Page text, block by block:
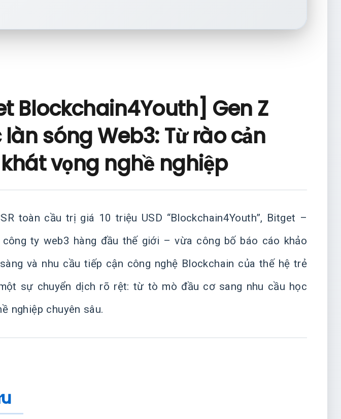
Blockchain4Youth] Gen Z
sóng Web3: Từ rào cản
vọng nghề nghiệp
toàn cầu trị giá 10 triệu USD “Blockchain4Youth”, Bitget –
ty web3 hàng đầu thế giới – vừa công bố báo cáo khảo
và nhu cầu tiếp cận công nghệ Blockchain của thế hệ trẻ
sự chuyển dịch rõ rệt: từ tò mò đầu cơ sang nhu cầu học
nghiệp chuyên sâu.